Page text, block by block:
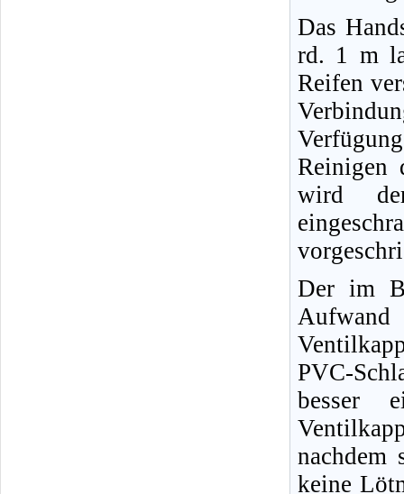
Das
rd. 1 m
Reifen
Reinigen
wird
Der im
PVC-
besser
nachdem
keine